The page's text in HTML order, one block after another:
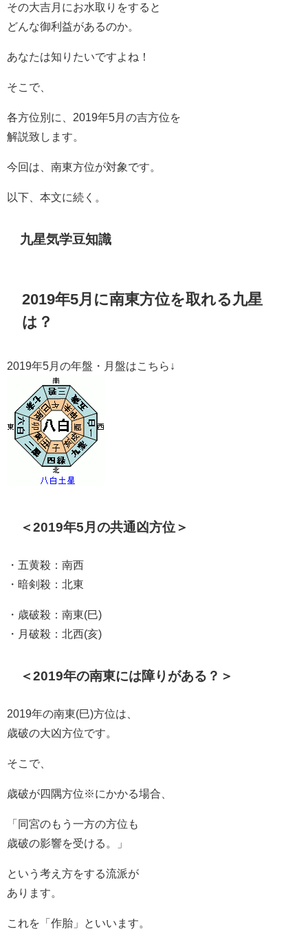
その大吉月にお水取りをすると
どんな御利益があるのか。
あなたは知りたいですよね！
そこで、
各方位別に、2019年5月の吉方位を
解説致します。
今回は、南東方位が対象です。
以下、本文に続く。
九星気学豆知識
2019年5月に南東方位を取れる九星
は？
2019年5月の年盤・月盤はこちら↓
＜2019年5月の共通凶方位＞
・五黄殺：南西
・暗剣殺：北東
・歳破殺：南東(巳)
・月破殺：北西(亥)
＜2019年の南東には障りがある？＞
2019年の南東(巳)方位は、
歳破の大凶方位です。
そこで、
歳破が四隅方位※にかかる場合、
「同宮のもう一方の方位も
歳破の影響を受ける。」
という考え方をする流派が
あります。
これを「作胎」といいます。